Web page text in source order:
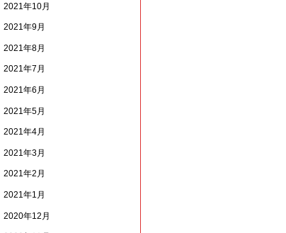
2021年10月
2021年9月
2021年8月
2021年7月
2021年6月
2021年5月
2021年4月
2021年3月
2021年2月
2021年1月
2020年12月